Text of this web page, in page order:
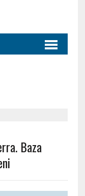
Baza